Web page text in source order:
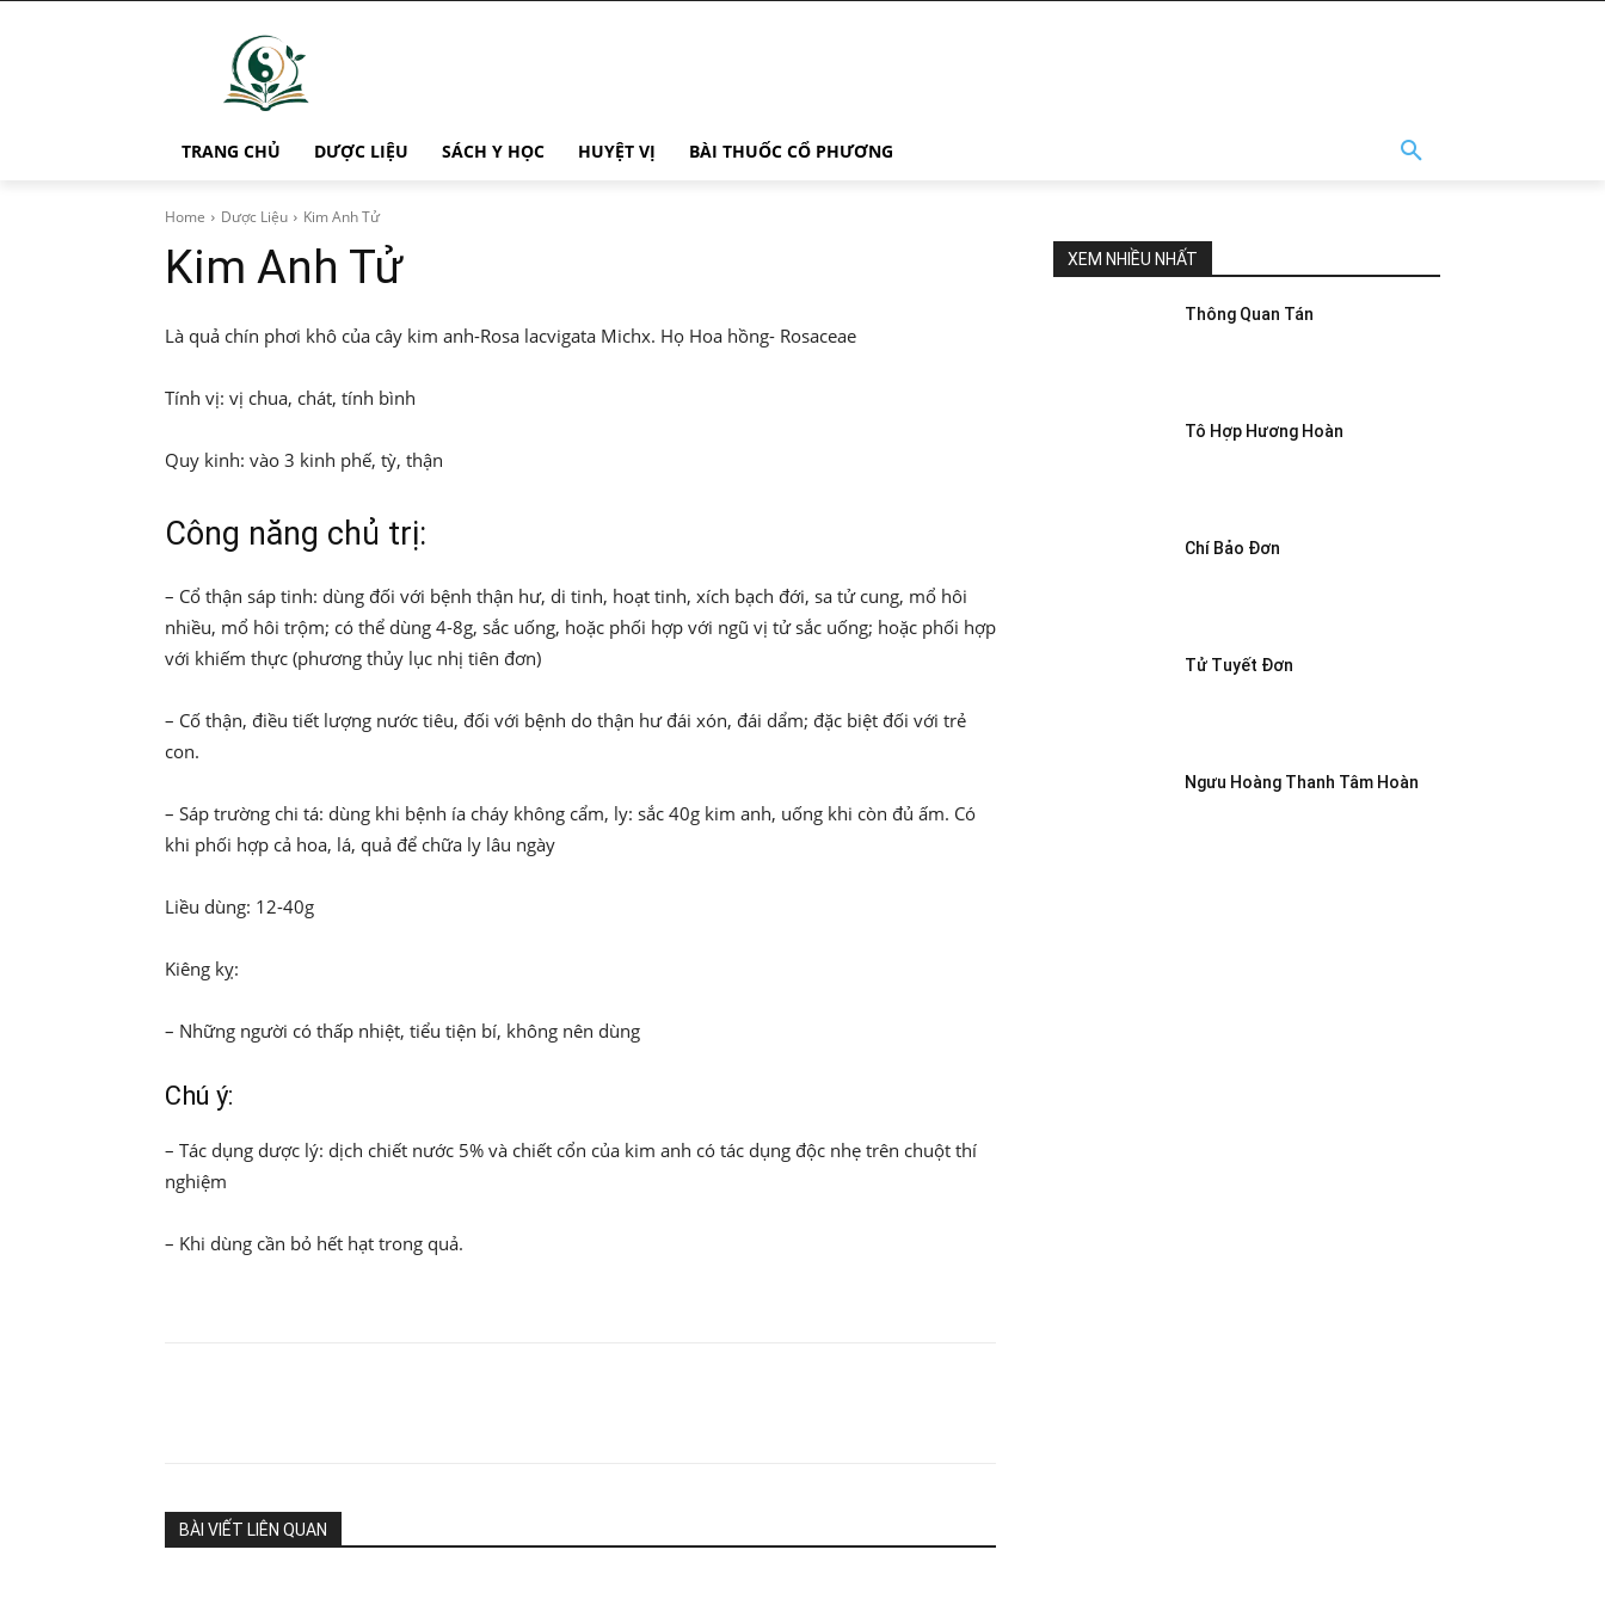
TRANG CHỦ DƯỢC LIỆU SÁCH Y HỌC HUYỆT VỊ BÀI THUỐC CỔ PHƯƠNG
Home Dược Liệu Kim Anh Tử
Kim Anh Tử
Là quả chín phơi khô của cây kim anh-Rosa lacvigata Michx. Họ Hoa hồng- Rosaceae
Tính vị: vị chua, chát, tính bình
Quy kinh: vào 3 kinh phế, tỳ, thận
Công năng chủ trị:
– Cổ thận sáp tinh: dùng đối với bệnh thận hư, di tinh, hoạt tinh, xích bạch đới, sa tử cung, mổ hôi
nhiều, mổ hôi trộm; có thể dùng 4-8g, sắc uống, hoặc phối hợp với ngũ vị tử sắc uống; hoặc phối hợp
với khiếm thực (phương thủy lục nhị tiên đơn)
– Cố thận, điều tiết lượng nước tiêu, đối với bệnh do thận hư đái xón, đái dẩm; đặc biệt đối với trẻ
con.
– Sáp trường chi tá: dùng khi bệnh ía cháy không cẩm, ly: sắc 40g kim anh, uống khi còn đủ ấm. Có
khi phối hợp cả hoa, lá, quả để chữa ly lâu ngày
Liều dùng: 12-40g
Kiêng kỵ:
– Những người có thấp nhiệt, tiểu tiện bí, không nên dùng
Chú ý:
– Tác dụng dược lý: dịch chiết nước 5% và chiết cổn của kim anh có tác dụng độc nhẹ trên chuột thí
nghiệm
– Khi dùng cần bỏ hết hạt trong quả.
BÀI VIẾT LIÊN QUAN
XEM NHIỀU NHẤT
Thông Quan Tán
Tô Hợp Hương Hoàn
Chí Bảo Đơn
Tử Tuyết Đơn
Ngưu Hoàng Thanh Tâm Hoàn